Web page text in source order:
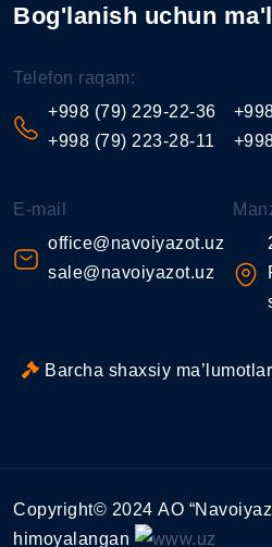
Bog'lanish uchun
Telefon raqam:
+998 (79) 229-22-36
+998 (79) 223-28-11
E-mail
office@navoiyazot.uz
sale@navoiyazot.uz
Barcha shaxsiy
Copyright© 2024 АО
himoyalangan